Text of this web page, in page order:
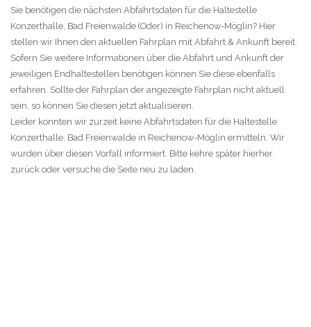
Sie benötigen die nächsten Abfahrtsdaten für die Haltestelle
Konzerthalle, Bad Freienwalde (Oder) in Reichenow-Möglin? Hier
stellen wir Ihnen den aktuellen Fahrplan mit Abfahrt & Ankunft bereit.
Sofern Sie weitere Informationen über die Abfahrt und Ankunft der
jeweiligen Endhaltestellen benötigen können Sie diese ebenfalls
erfahren. Sollte der Fahrplan der angezeigte Fahrplan nicht aktuell
sein, so können Sie diesen jetzt aktualisieren.
Leider konnten wir zurzeit keine Abfahrtsdaten für die Haltestelle
Konzerthalle, Bad Freienwalde in Reichenow-Möglin ermitteln. Wir
wurden über diesen Vorfall informiert. Bitte kehre später hierher
zurück oder versuche die Seite neu zu laden.